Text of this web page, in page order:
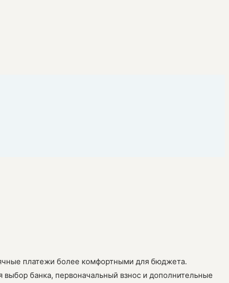
платежи более комфортными для бюджета.
банка, первоначальный взнос и дополнительные